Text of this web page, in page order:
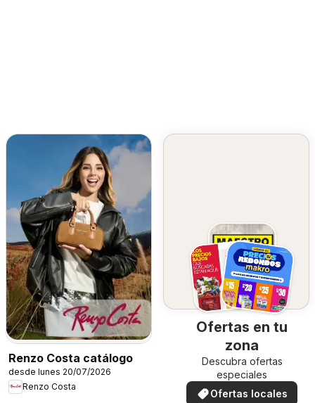
Renzo Costa catálogo
desde lunes 20/07/2026
Renzo Costa
Ofertas en tu
zona
Descubra ofertas
especiales
Ofertas locales